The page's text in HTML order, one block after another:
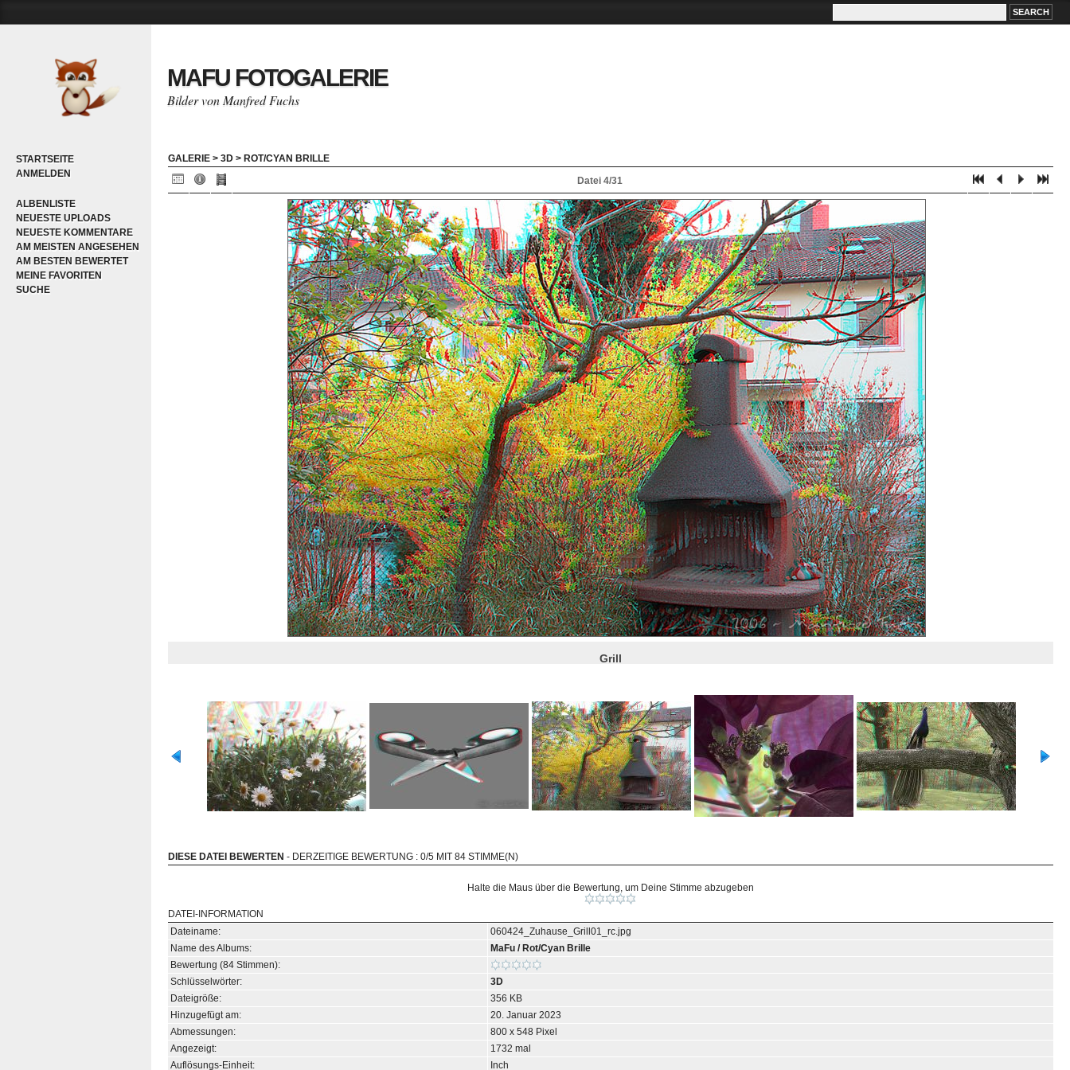
STARTSEITE
ANMELDEN
ALBENLISTE
NEUESTE UPLOADS
NEUESTE KOMMENTARE
AM MEISTEN ANGESEHEN
AM BESTEN BEWERTET
MEINE FAVORITEN
SUCHE
MAFU FOTOGALERIE
Bilder von Manfred Fuchs
GALERIE > 3D > ROT/CYAN BRILLE
Datei 4/31
Grill
DIESE DATEI BEWERTEN - DERZEITIGE BEWERTUNG : 0/5 MIT 84 STIMME(N)
Halte die Maus über die Bewertung, um Deine Stimme abzugeben
DATEI-INFORMATION
Dateiname:
060424_Zuhause_Grill01_rc.jpg
Name des Albums:
MaFu / Rot/Cyan Brille
Bewertung (84 Stimmen):
Schlüsselwörter:
3D
Dateigröße:
356 KB
Hinzugefügt am:
20. Januar 2023
Abmessungen:
800 x 548 Pixel
Angezeigt:
1732 mal
Auflösungs-Einheit:
Inch